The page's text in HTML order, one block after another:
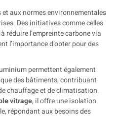
aux normes environnementales
Des initiatives comme celles
réduire l’empreinte carbone via
l’importance d’opter pour des
permettent également
des bâtiments, contribuant
chauffage et de climatisation.
vitrage, il offre une isolation
répondant aux besoins des